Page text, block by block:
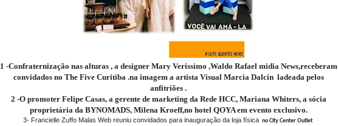
1 -Confraternização nas alturas , a designer Mary Verissimo ,Waldo Rafael midia News,receberam
convidados no The Five Curitiba .na imagem a artista Visual Marcia Dalcin ladeada pelos
anfitriões .
2 -O promoter Felipe Casas, a gerente de marketing da Rede HCC, Mariana Whiters, a sócia
proprietária da BYNOMADS, Milena Kroeff,no hotel QOYA em evento exclusivo.
3- Francielle Zuffo Malas Web reuniu convidados para inauguração da loja física no City Center Outlet